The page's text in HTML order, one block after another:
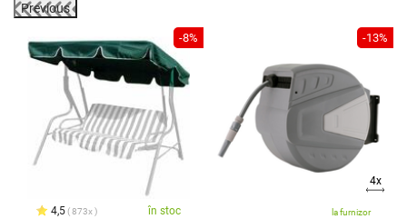
Previous
-8%
4,5 873x în stoc
-13%
4x
la furnizor